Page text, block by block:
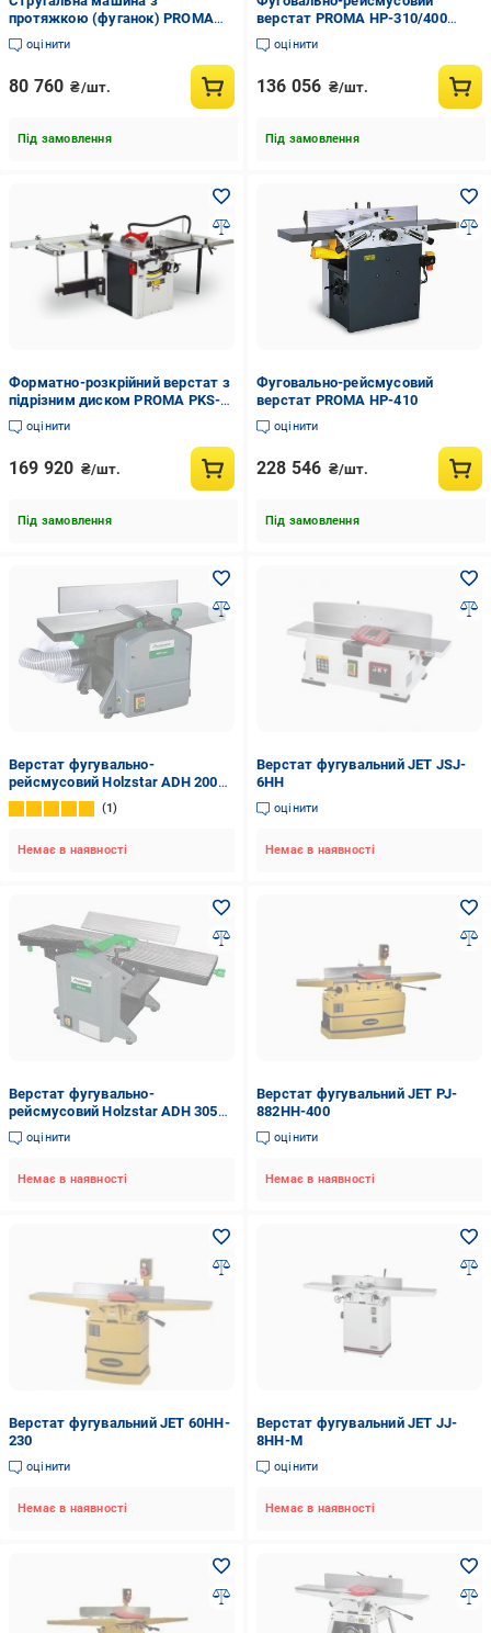
протяжкою (фуганок) PROMA
HP-250-3/230
оцінити
80 760 ₴/шт.
Під замовлення
верстат PROMA HP-310/400
1670х620х920 мм
оцінити
136 056 ₴/шт.
Під замовлення
Форматно-розкрійний верстат з
підрізним диском PROMA PKS-
315F
оцінити
169 920 ₴/шт.
Під замовлення
Фуговально-рейсмусовий
верстат PROMA HP-410
оцінити
228 546 ₴/шт.
Під замовлення
Верстат фугувально-
рейсмусовий Holzstar ADH 200
AS
1
Немає в наявності
Верстат фугувальний JET JSJ-
6HH
оцінити
Немає в наявності
Верстат фугувально-
рейсмусовий Holzstar ADH 305
5905305
оцінити
Немає в наявності
Верстат фугувальний JET PJ-
882HH-400
оцінити
Немає в наявності
Верстат фугувальний JET 60HH-
230
оцінити
Немає в наявності
Верстат фугувальний JET JJ-
8HH-M
оцінити
Немає в наявності